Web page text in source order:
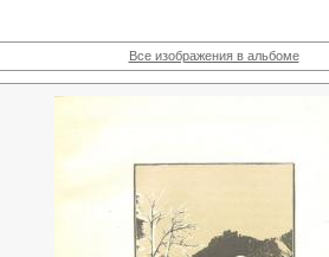
Все изображения в альбоме